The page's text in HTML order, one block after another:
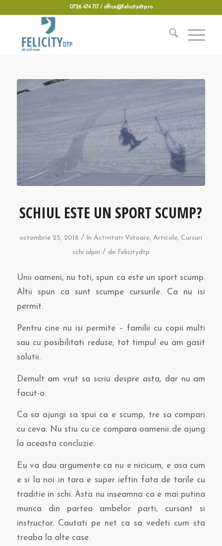
0726 474 717 / office@felicitydtp.ro
SCHIUL ESTE UN SPORT SCUMP?
octombrie 25, 2018 / înActivitati Viitoare,Articole, Cursuri
schi alpin / de Felicitydtp
Unii oameni, nu toti, spun ca este un sport scump.
Altii spun ca sunt scumpe cursurile. Ca nu isi
permit.
Pentru cine nu isi permite – familii cu copii multi
sau cu posibilitati reduse, tot timpul eu am gasit
solutii.
Demult am vrut sa scriu despre asta, dar nu am
facut-o.
Ca sa ajungi sa spui ca e scump, tre sa compari
cu ceva. Nu stiu cu ce compara oamenii de ajung
la aceasta concluzie.
Eu va dau argumente ca nu e nicicum, e asa cum
e si la noi in tara e super ieftin fata de tarile cu
traditie in schi. Asta nu inseamna ca e mai putina
munca din partea ambelor parti, cursant si
instructor. Cautati pe net ca sa vedeti cum sta
treaba la alte case.